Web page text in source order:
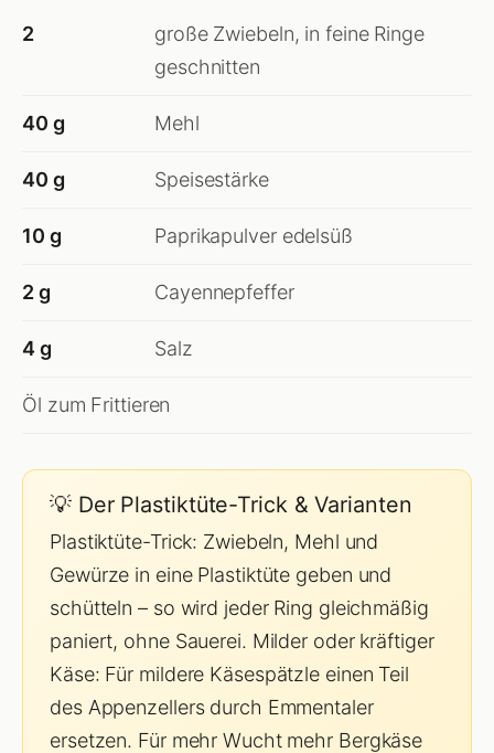
2
große Zwiebeln, in feine Ringe
geschnitten
40 g Mehl
40 g Speisestärke
10 g Paprikapulver edelsüß
2 g Cayennepfeffer
4 g Salz
Öl zum Frittieren
💡 Der Plastiktüte-Trick & Varianten
Plastiktüte-Trick: Zwiebeln, Mehl und
Gewürze in eine Plastiktüte geben und
schütteln – so wird jeder Ring gleichmäßig
paniert, ohne Sauerei. Milder oder kräftiger
Käse: Für mildere Käsespätzle einen Teil
des Appenzellers durch Emmentaler
ersetzen. Für mehr Wucht mehr Bergkäse